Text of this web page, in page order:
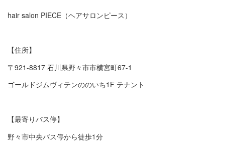
hair salon PIECE（ヘアサロンピース）
【住所】
〒921-8817 石川県野々市市横宮町67-1
ゴールドジムヴィテンののいち1F テナント
【最寄りバス停】
野々市中央バス停から徒歩1分